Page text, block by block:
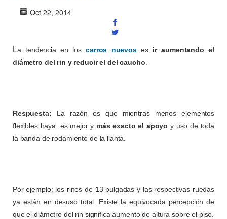
Oct 22, 2014
La tendencia en loscarros nuevoses ir aumentando el
diámetro del rin y reducir el del caucho
Respuesta:
La razón es que mientras menos elementos
flexibles haya, es mejor y más exacto el apoyo y uso de toda
la banda de rodamiento de la llanta.
Por ejemplo: los rines de 13 pulgadas y las respectivas ruedas
ya están en desuso total. Existe la equivocada percepción de
que el diámetro del rin significa aumento de altura sobre el piso.